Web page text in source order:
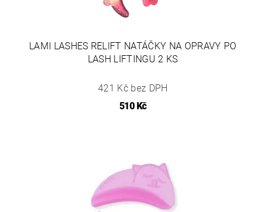
LAMI LASHES RELIFT NATÁČKY NA OPRAVY PO
LASH LIFTINGU 2 KS
421 Kč bez DPH
510 Kč